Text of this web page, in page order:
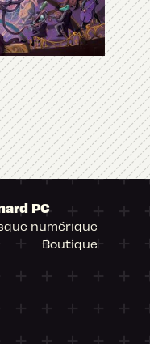
PC
numérique
Boutique